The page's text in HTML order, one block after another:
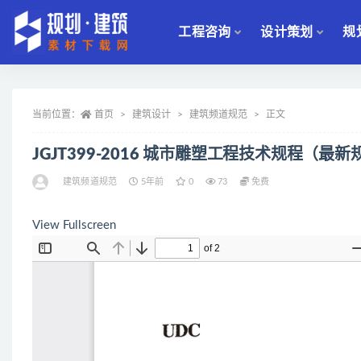
工程咨询 设计策划 规
当前位置： 首页 建筑设计 建筑频道规范 正文
JGJT399-2016 城市雕塑工程技术规程（最新
建筑频道规范 5年前 0 73 免费
View Fullscreen